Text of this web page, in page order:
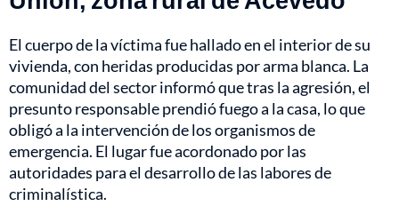
El cuerpo de la víctima fue hallado en el interior de su
vivienda, con heridas producidas por arma blanca. La
comunidad del sector informó que tras la agresión, el
presunto responsable prendió fuego a la casa, lo que
obligó a la intervención de los organismos de
emergencia. El lugar fue acordonado por las
autoridades para el desarrollo de las labores de
criminalística.